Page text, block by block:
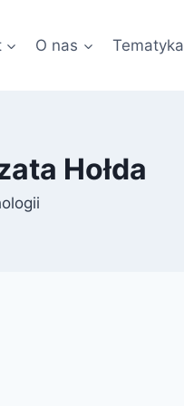
O nas Tematyka
Hołda